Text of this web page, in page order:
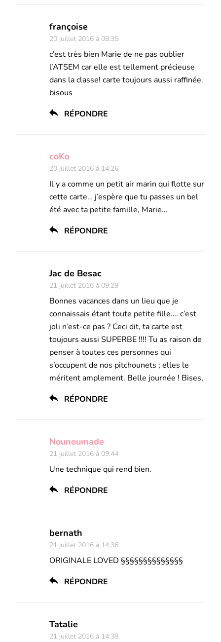
françoise
20 juillet 2016 à 08:35
c’est très bien Marie de ne pas oublier
l’ATSEM car elle est tellement précieuse
dans la classe! carte toujours aussi raffinée.
bisous
RÉPONDRE
coKo
20 juillet 2016 à 14:26
Il y a comme un petit air marin qui flotte sur
cette carte… j’espère que tu passes un bel
été avec ta petite famille, Marie…
RÉPONDRE
Jac de Besac
21 juillet 2016 à 09:29
Bonnes vacances dans un lieu que je
connaissais étant toute petite fille…. c’est
joli n’est-ce pas ? Ceci dit, ta carte est
toujours aussi SUPERBE !!!! Tu as raison de
penser à toutes ces personnes qui
s’occupent de nos pitchounets ; elles le
méritent amplement. Belle journée ! Bises,
RÉPONDRE
Nounoumade
21 juillet 2016 à 09:44
Une technique qui rend bien.
RÉPONDRE
bernath
21 juillet 2016 à 14:36
ORIGINALE LOVED §§§§§§§§§§§§§§
RÉPONDRE
Tatalie
21 juillet 2016 à 14:38